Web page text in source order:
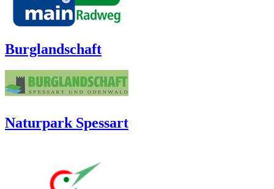
Burglandschaft
Naturpark Spessart